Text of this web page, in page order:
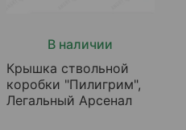
Крышка ствольной
коробки "Пилигрим",
Легальный Арсенал
В наличии